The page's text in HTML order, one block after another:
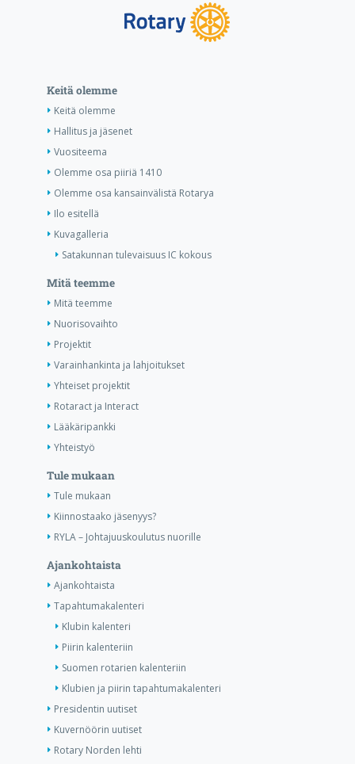
Keitä olemme
Keitä olemme
Hallitus ja jäsenet
Vuositeema
Olemme osa piiriä 1410
Olemme osa kansainvälistä Rotarya
Ilo esitellä
Kuvagalleria
Satakunnan tulevaisuus IC kokous
Mitä teemme
Mitä teemme
Nuorisovaihto
Projektit
Varainhankinta ja lahjoitukset
Yhteiset projektit
Rotaract ja Interact
Lääkäripankki
Yhteistyö
Tule mukaan
Tule mukaan
Kiinnostaako jäsenyys?
RYLA – Johtajuuskoulutus nuorille
Ajankohtaista
Ajankohtaista
Tapahtumakalenteri
Klubin kalenteri
Piirin kalenteriin
Suomen rotarien kalenteriin
Klubien ja piirin tapahtumakalenteri
Presidentin uutiset
Kuvernöörin uutiset
Rotary Norden lehti